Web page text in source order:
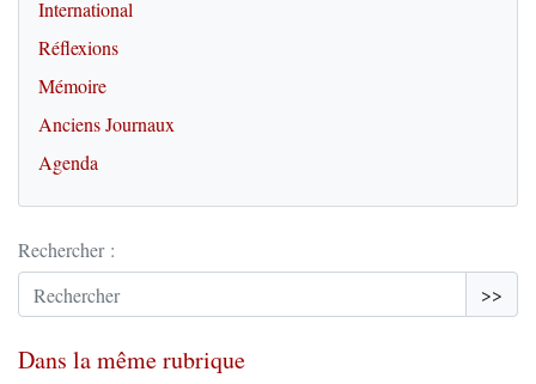
International
Réflexions
Mémoire
Anciens Journaux
Agenda
Rechercher :
>>
Dans la même rubrique